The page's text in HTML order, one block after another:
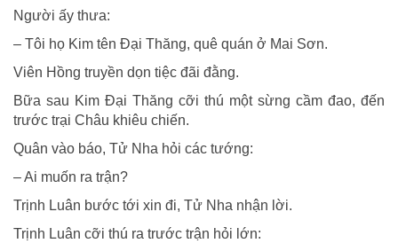
Người ấy thưa:
– Tôi họ Kim tên Ðại Thăng, quê quán ở Mai Sơn.
Viên Hồng truyền dọn tiệc đãi đằng.
Bữa sau Kim Ðại Thăng cỡi thú một sừng cầm đao, đến
trước trại Châu khiêu chiến.
Quân vào báo, Tử Nha hỏi các tướng:
– Ai muốn ra trận?
Trịnh Luân bước tới xin đi, Tử Nha nhận lời.
Trịnh Luân cỡi thú ra trước trận hỏi lớn: